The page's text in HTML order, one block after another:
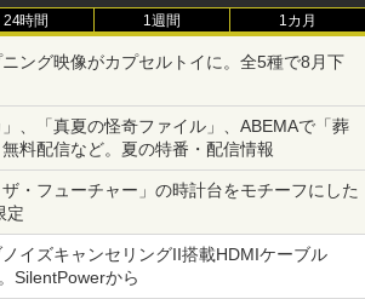
24時間 1週間 1カ月
ング映像がカプセルトイに。全5種で8月下
、「真夏の怪奇ファイル」、ABEMAで「葬
料配信など。夏の特番・配信情報
ザ・フューチャー」の時計台をモチーフにした
定
イズキャンセリングII搭載HDMIケーブル
SilentPowerから